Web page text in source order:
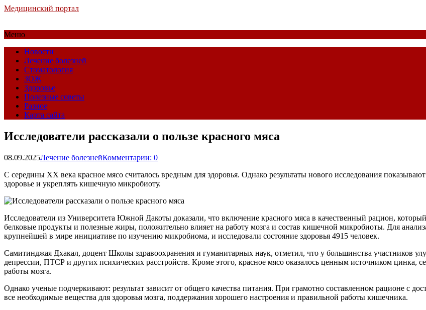
Медицинский портал
Меню
Новости
Лечение болезней
Стоматология
ЗОЖ
Здоровье
Полезные советы
Разное
Карта сайта
Исследователи рассказали о пользе красного мяса
08.09.2025Лечение болезнейКомментарии: 0
С середины XX века красное мясо считалось вредным для здоровья. Однако результаты нового исследования
здоровье и укреплять кишечную микробиоту.
Исследователи из Университета Южной Дакоты доказали, что включение красного мяса в качественный рацион,
белковые продукты и полезные жиры, положительно влияет на работу мозга и состав кишечной микробиоты. Для
крупнейшей в мире инициативе по изучению микробиома, и исследовали состояние здоровья 4915 человек.
Самитинджая Дхакал, доцент Школы здравоохранения и гуманитарных наук, отметил, что у большинства участников
депрессии, ПТСР и других психических расстройств. Кроме этого, красное мясо оказалось ценным источником
работы мозга.
Однако ученые подчеркивают: результат зависит от общего качества питания. При грамотно составленном рационе с
все необходимые вещества для здоровья мозга, поддержания хорошего настроения и правильной работы кишечника.